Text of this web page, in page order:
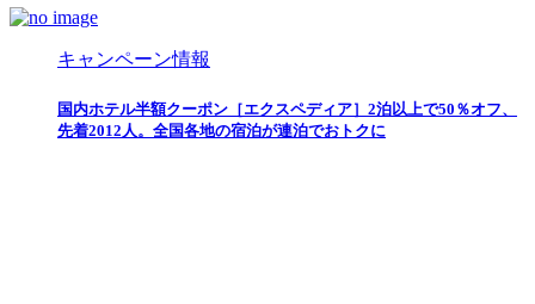
キャンペーン情報
国内ホテル半額クーポン［エクスペディア］2泊以上で50％オフ、
先着2012人。全国各地の宿泊が連泊でおトクに